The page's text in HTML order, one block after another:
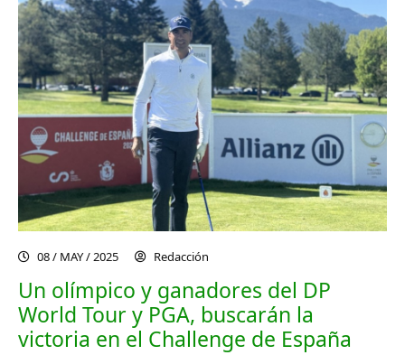
08 / MAY / 2025 Redacción
Un olímpico y ganadores del DP
World Tour y PGA, buscarán la
victoria en el Challenge de España